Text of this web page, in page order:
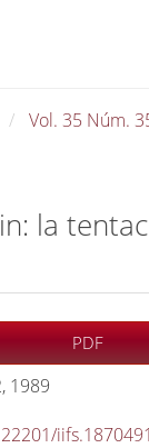
Vol. 35 Núm.
la
PDF
1989